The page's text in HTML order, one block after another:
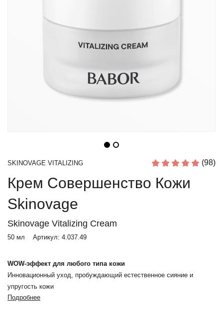
SKINOVAGE VITALIZING (98)
Крем Совершенство Кожи
Skinovage
Skinovage Vitalizing Cream
50 мл Артикул: 4.037.49
WOW-эффект для любого типа кожи
Инновационный уход, пробуждающий естественное сияние и
упругость кожи
Подробнее